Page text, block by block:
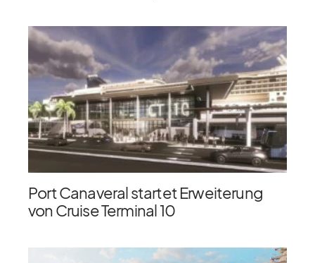
Port Canaveral startet Erweiterung
von Cruise Terminal 10